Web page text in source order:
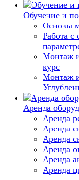
Обучение и
Основы
Работа с
Монтаж
курс
Монтаж
Аренда
Аренда
Аренда
Аренда
Аренда
Аренда
Аренда